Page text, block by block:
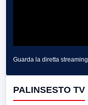
Guarda la diretta streaming
PALINSESTO TV